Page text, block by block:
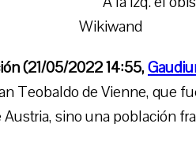
Wikiwand
(21/05/2022 14:55,
Teobaldo de Vienne, que
Austria, sino una población